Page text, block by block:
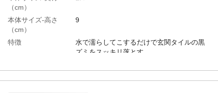
（cm）
本体サイズ-高さ
（cm）
9
特徴
水で濡らしてこするだけで玄関タイルの黒
ズミをスッキリ落とす。